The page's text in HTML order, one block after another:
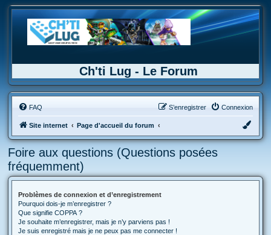
Ch'ti Lug - Le Forum
FAQ Connexion
S’enregistrer
Site internet Page d'accueil du forum
Foire aux questions (Questions posées
fréquemment)
Problèmes de connexion et d’enregistrement
Pourquoi dois-je m’enregistrer ?
Que signifie COPPA ?
Je souhaite m’enregistrer, mais je n’y parviens pas !
Je suis enregistré mais je ne peux pas me connecter !